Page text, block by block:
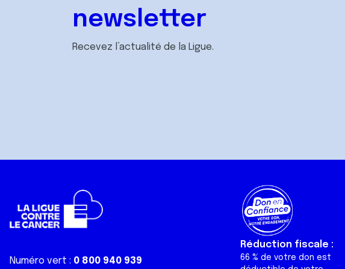
newsletter
Recevez l’actualité de la Ligue.
Numéro vert : 0 800 940 939
Réduction fiscale :
66 % de votre don est